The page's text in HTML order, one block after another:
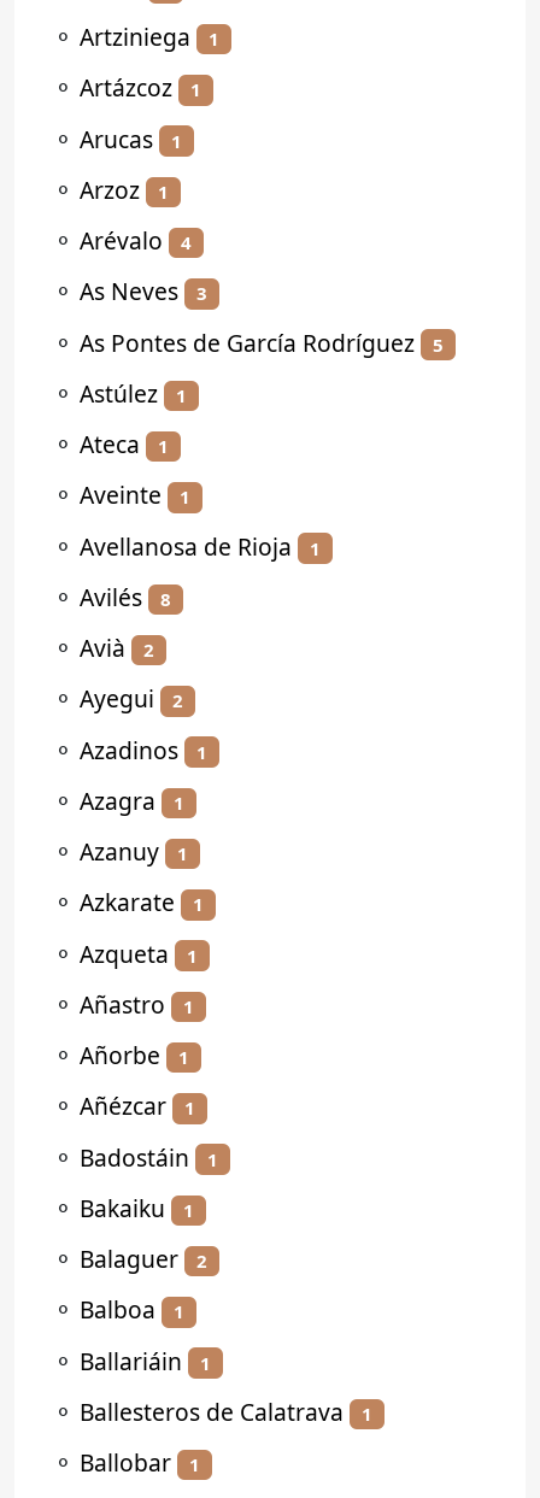
⚬ Artziniega 1
⚬ Artázcoz 1
⚬ Arucas 1
⚬ Arzoz 1
⚬ Arévalo 4
⚬ As Neves 3
⚬ As Pontes de García Rodríguez 5
⚬ Astúlez 1
⚬ Ateca 1
⚬ Aveinte 1
⚬ Avellanosa de Rioja 1
⚬ Avilés 8
⚬ Avià 2
⚬ Ayegui 2
⚬ Azadinos 1
⚬ Azagra 1
⚬ Azanuy 1
⚬ Azkarate 1
⚬ Azqueta 1
⚬ Añastro 1
⚬ Añorbe 1
⚬ Añézcar 1
⚬ Badostáin 1
⚬ Bakaiku 1
⚬ Balaguer 2
⚬ Balboa 1
⚬ Ballariáin 1
⚬ Ballesteros de Calatrava 1
⚬ Ballobar 1